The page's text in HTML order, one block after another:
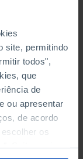
site, permitindo
todos",
que
de
ou apresentar
de acordo
os
-